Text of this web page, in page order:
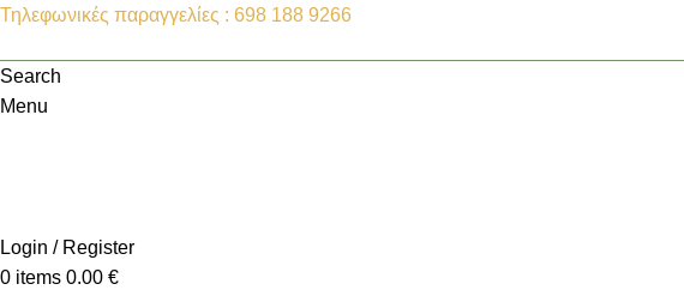
Τηλεφωνικές παραγγελίες : 698 188 9266
Search
Menu
Login / Register
0 items 0.00 €